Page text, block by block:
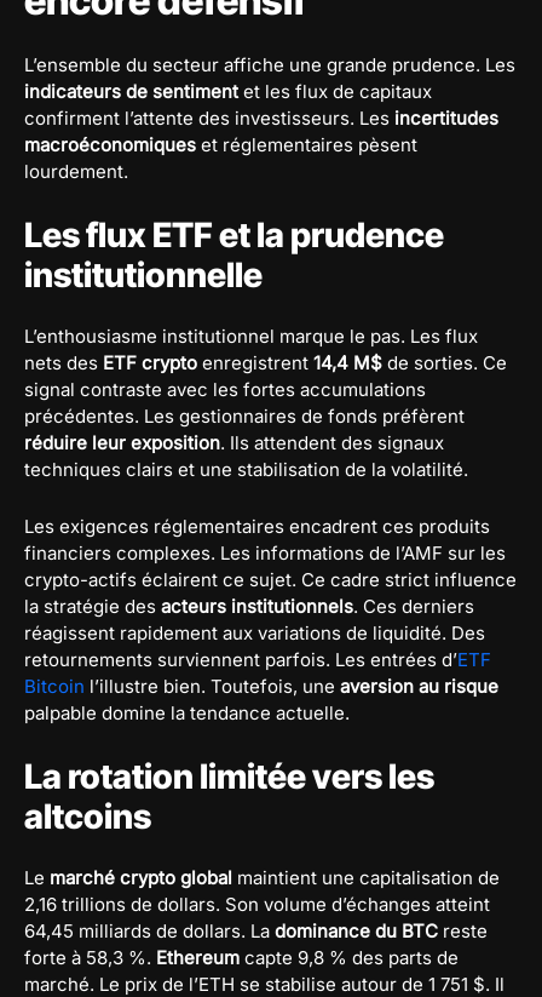
L’ensemble du secteur affiche une grande prudence. Les
indicateurs de sentimentet les flux de capitaux
confirment l’attente des investisseurs. Les incertitudes
macroéconomiques et réglementaires pèsent
lourdement.
Les flux ETF et la prudence
institutionnelle
L’enthousiasme institutionnel marque le pas. Les flux
nets des ETF crypto enregistrent 14,4 M$ de sorties. Ce
signal contraste avec les fortes accumulations
précédentes. Les gestionnaires de fonds préfèrent
réduire leur exposition. Ils attendent des signaux
techniques clairs et une stabilisation de la volatilité.
Les exigences réglementaires encadrent ces produits
financiers complexes. Les informations de l’AMF sur les
crypto-actifs éclairent ce sujet. Ce cadre strict influence
la stratégie des acteurs institutionnels. Ces derniers
réagissent rapidement aux variations de liquidité. Des
retournements surviennent parfois. Les entrées d’ETF
Bitcoin l’illustre bien. Toutefois, une aversion au risque
palpable domine la tendance actuelle.
La rotation limitée vers les
altcoins
Le marché crypto global maintient une capitalisation de
2,16 trillions de dollars. Son volume d’échanges atteint
64,45 milliards de dollars. La dominance du BTC reste
forte à 58,3 %. Ethereum capte 9,8 % des parts de
marché. Le prix de l’ETH se stabilise autour de 1 751 $. Il